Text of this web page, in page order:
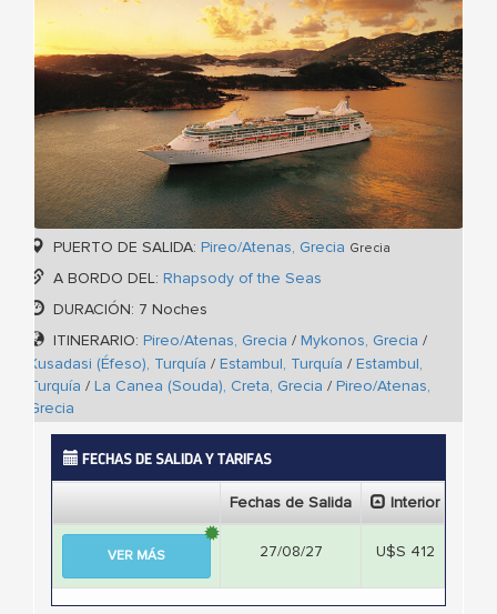
PUERTO DE SALIDA: Pireo/Atenas, Grecia Grecia
A BORDO DEL: Rhapsody of the Seas
DURACIÓN: 7 Noches
ITINERARIO: Pireo/Atenas, Grecia / Mykonos, Grecia /
Kusadasi (Éfeso), Turquía / Estambul, Turquía / Estambul,
Turquía / La Canea (Souda), Creta, Grecia / Pireo/Atenas,
Grecia
FECHAS DE SALIDA Y TARIFAS
Fechas de Salida Interior
VER MÁS 27/08/27 U$S 412